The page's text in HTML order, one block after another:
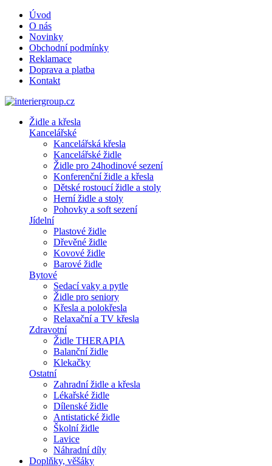
Úvod
O nás
Novinky
Obchodní podmínky
Reklamace
Doprava a platba
Kontakt
Židle a křesla
Kancelářské
Kancelářská křesla
Kancelářské židle
Židle pro 24hodinové sezení
Konferenční židle a křesla
Dětské rostoucí židle a stoly
Herní židle a stoly
Pohovky a soft sezení
Jídelní
Plastové židle
Dřevěné židle
Kovové židle
Barové židle
Bytové
Sedací vaky a pytle
Židle pro seniory
Křesla a polokřesla
Relaxační a TV křesla
Zdravotní
Židle THERAPIA
Balanční židle
Klekačky
Ostatní
Zahradní židle a křesla
Lékařské židle
Dílenské židle
Antistatické židle
Školní židle
Lavice
Náhradní díly
Doplňky, věšáky